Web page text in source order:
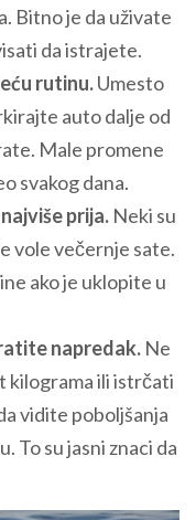
Bitno je da uživate
da istrajete.
rutinu.Umesto
auto dalje od
Male promene
svakog dana.
prija. Neki su
vole večernje sate.
ako je uklopite u
napredak. Ne
kilograma ili istrčati
vidite poboljšanja
To su jasni znaci da